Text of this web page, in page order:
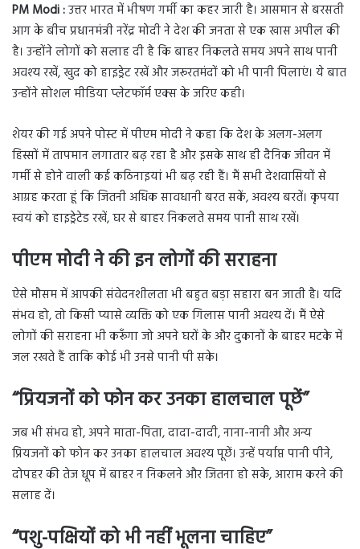
PM Modi :उत्तर भारत में भीषण गर्मी का कहर जारी है। आसमान से बरसती
आग के बीच प्रधानमंत्री नरेंद्र मोदी ने देश की जनता से एक खास अपील की
है। उन्होंने लोगों को सलाह दी है कि बाहर निकलते समय अपने साथ पानी
अवश्य रखें, खुद को हाइड्रेट रखें और जरूरतमंदों को भी पानी पिलाएं। ये बात
उन्होंने सोशल मीडिया प्लेटफॉर्म एक्स के जरिए कही।
शेयर की गई अपने पोस्ट में पीएम मोदी ने कहा कि देश के अलग-अलग
हिस्सों में तापमान लगातार बढ़ रहा है और इसके साथ ही दैनिक जीवन में
गर्मी से होने वाली कई कठिनाइयां भी बढ़ रही हैं। मैं सभी देशवासियों से
आग्रह करता हूं कि जितनी अधिक सावधानी बरत सकें, अवश्य बरतें। कृपया
स्वयं को हाइड्रेटेड रखें, घर से बाहर निकलते समय पानी साथ रखें।
पीएम मोदी ने की इन लोगों की सराहना
ऐसे मौसम में आपकी संवेदनशीलता भी बहुत बड़ा सहारा बन जाती है। यदि
संभव हो, तो किसी प्यासे व्यक्ति को एक गिलास पानी अवश्य दें। मैं ऐसे
लोगों की सराहना भी करूँगा जो अपने घरों के और दुकानों के बाहर मटके में
जल रखते हैं ताकि कोई भी उनसे पानी पी सके।
“प्रियजनों को फोन कर उनका हालचाल पूछें”
जब भी संभव हो, अपने माता-पिता, दादा-दादी, नाना-नानी और अन्य
प्रियजनों को फोन कर उनका हालचाल अवश्य पूछें। उन्हें पर्याप्त पानी पीने,
दोपहर की तेज धूप में बाहर न निकलने और जितना हो सके, आराम करने की
सलाह दें।
“पशु-पक्षियों को भी नहीं भूलना चाहिए”